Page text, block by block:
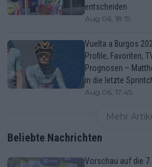
entscheiden
Aug 06, 18:15
Vuelta a Burgos
Profile, Favoriten,
Prognosen –
in die letzte
Aug 06, 17:45
Mehr
Beliebte Nachrichten
Vorschau auf die